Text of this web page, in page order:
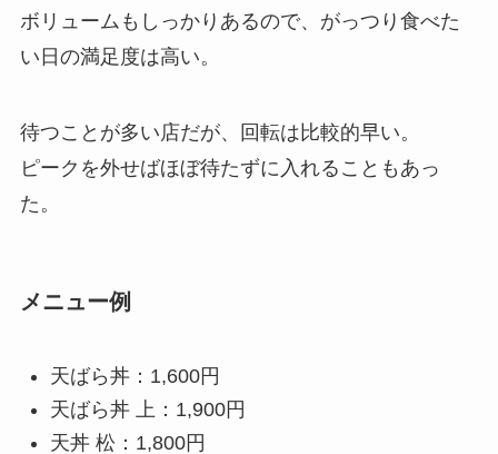
ボリュームもしっかりあるので、がっつり食べた
い日の満足度は高い。
待つことが多い店だが、回転は比較的早い。
ピークを外せばほぼ待たずに入れることもあっ
た。
メニュー例
天ばら丼：1,600円
天ばら丼 上：1,900円
天丼 松：1,800円